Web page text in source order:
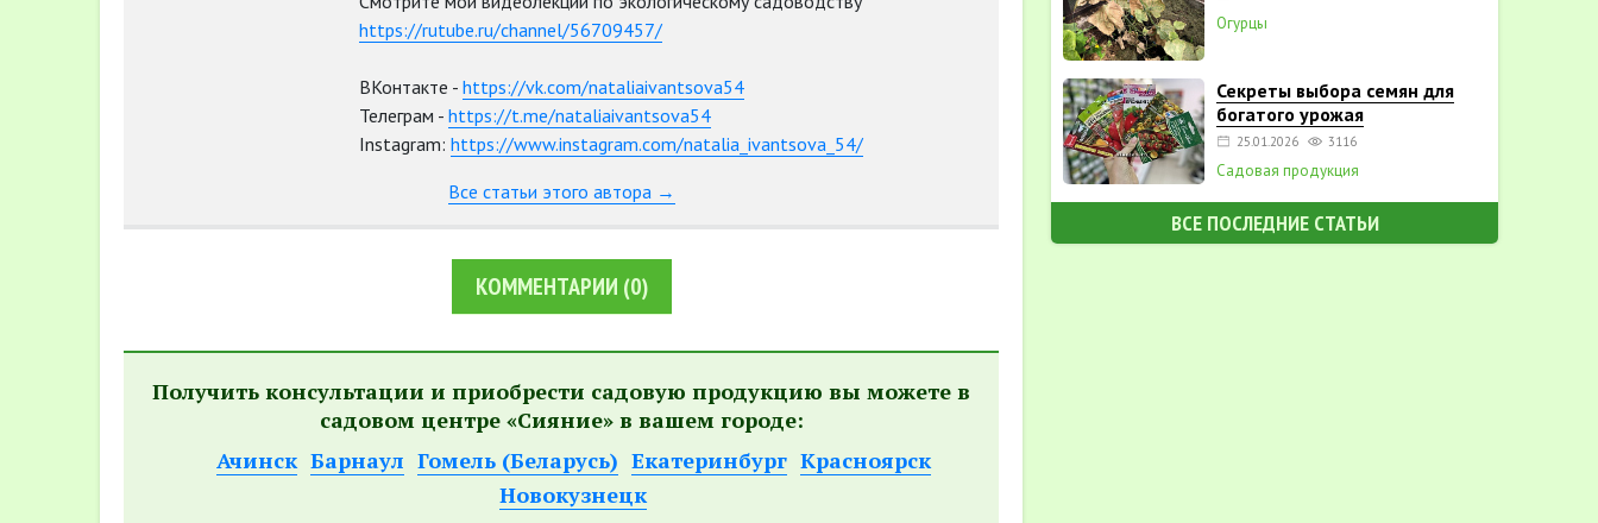
https://rutube.ru/channel/56709457/
ВКонтакте - https://vk.com/nataliaivantsova54
Телеграм - https://t.me/nataliaivantsova54
Instagram: https://www.instagram.com/natalia_ivantsova_54/
Все статьи этого автора →
КОММЕНТАРИИ (0)
Получить консультации и приобрести садовую продукцию вы можете в
садовом центре «Сияние» в вашем городе:
Ачинск Барнаул Гомель (Беларусь) Екатеринбург Красноярск
Новокузнецк
Огурцы
Секреты выбора семян для
богатого урожая
25.01.2026 3116
Садовая продукция
ВСЕ ПОСЛЕДНИЕ СТАТЬИ